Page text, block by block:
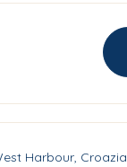
Harbour, Croazia